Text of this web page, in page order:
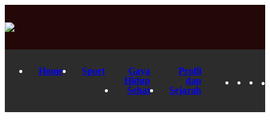
Home Sport
Gaya
Hidup
Sehat
Profil
dan
Sejarah